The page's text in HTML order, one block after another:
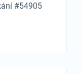
#54905